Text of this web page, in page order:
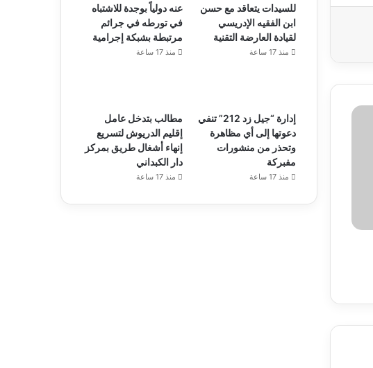
للسيدات يتعاقد مع حسن
ابن الفقيه الإدريسي
لقيادة العارضة التقنية
منذ 17 ساعة
عنه دولياً بوجدة للاشتباه
في تورطه في جرائم
مرتبطة بشبكة إجرامية
منذ 17 ساعة
إدارة “جيل زد 212” تنفي
دعوتها إلى أي مظاهرة
وتحذر من منشورات
مفبركة
منذ 17 ساعة
مطالب بتدخل عامل
إقليم الدريوش لتسريع
إنهاء أشغال طريق بمركز
دار الكبداني
منذ 17 ساعة